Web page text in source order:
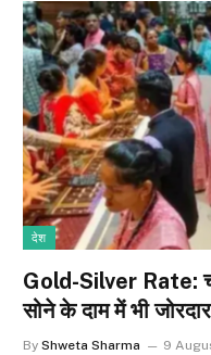
देश
Gold-Silver Rate:
सोने के दाम में भी
By Shweta Sharma 9